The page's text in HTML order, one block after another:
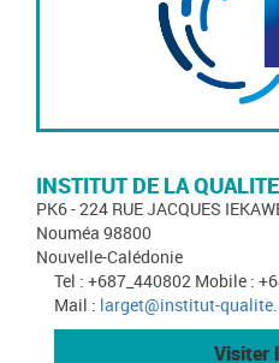
INSTITUT DE LA QUALITE
PK6 - 224 RUE JACQUES
Nouméa 98800
Nouvelle-Calédonie
Tel : +687_440802 Mobile :
Mail : larget@institut-
Visiter